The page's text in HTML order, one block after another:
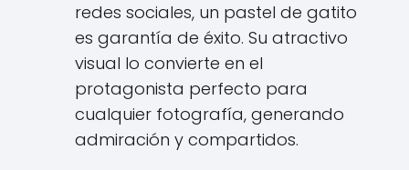
redes sociales, un pastel de gatito
es garantía de éxito. Su atractivo
visual lo convierte en el
protagonista perfecto para
cualquier fotografía, generando
admiración y compartidos.